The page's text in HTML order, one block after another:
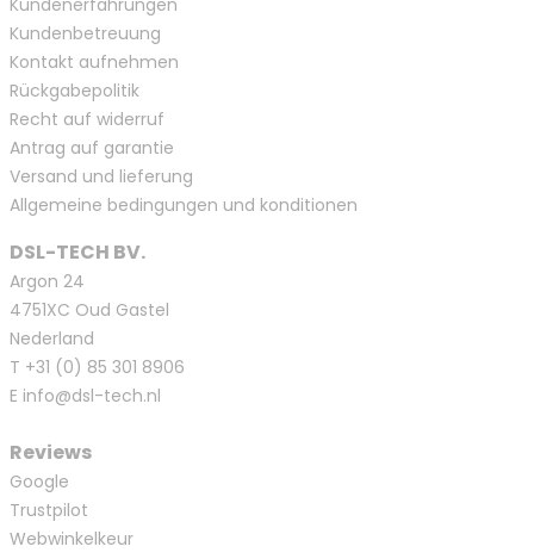
Kundenbetreuung
Kontakt aufnehmen
Rückgabepolitik
Recht auf widerruf
Antrag auf garantie
Versand und lieferung
Allgemeine bedingungen und konditionen
DSL-TECH BV.
Argon 24
4751XC Oud Gastel
Nederland
T +31 (0) 85 301 8906
E info@dsl-tech.nl
Reviews
Google
Trustpilot
Webwinkelkeur